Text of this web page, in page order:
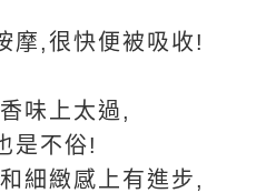
摩,很快便被吸收!
味上太過,
是不俗!
細緻感上有進步,